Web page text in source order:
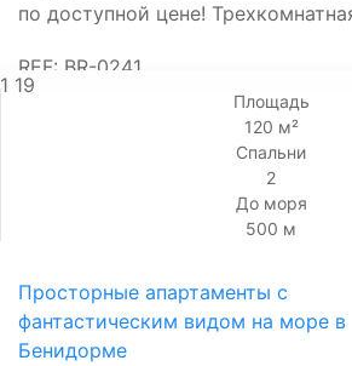
по доступной цене!
REF: BR-0241
1 19
Площадь
120 м²
Спальни
2
До моря
500 м
Просторные апартаменты с
фантастическим видом на море в
Бенидорме